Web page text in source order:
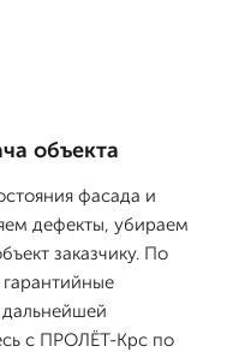
объекта
фасада и
дефекты, убираем
заказчику. По
с ПРОЛЁТ-Крс по